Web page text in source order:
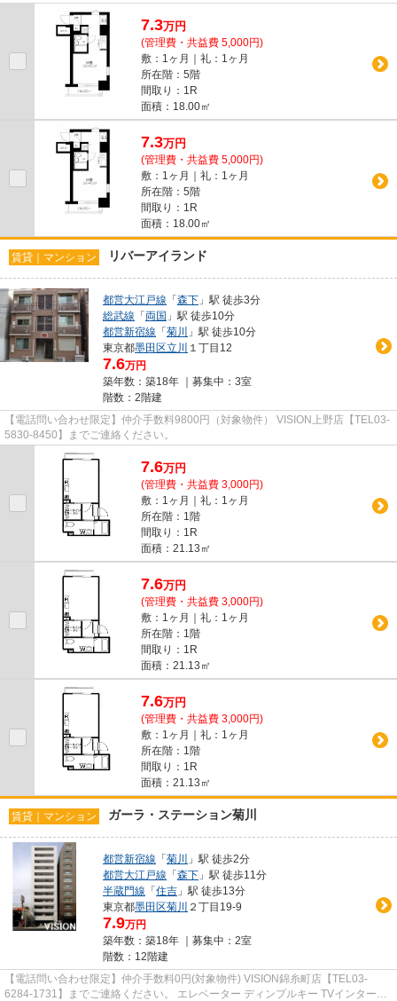
エレベーター 駅徒歩5分以内
7.3万円
(管理費・共益費 5,000円)
敷：1ヶ月｜礼：1ヶ月
所在階：5階
間取り：1R
面積：18.00㎡
7.3万円
(管理費・共益費 5,000円)
敷：1ヶ月｜礼：1ヶ月
所在階：5階
間取り：1R
面積：18.00㎡
賃貸｜マンション リバーアイランド
都営大江戸線 「森下 」駅 徒歩3分
総武線 「両国 」駅 徒歩10分
都営新宿線 「菊川
」駅 徒歩10分
東京都墨田区立川 １丁目12
7.6万円
築年数：築18年 ｜募集中： 3室
階数：2階建
【電話問い合わせ限定】仲介手数料9800円（対象物件） VISION上野店【TEL03-
5830-8450】までご連絡ください。
7.6万円
(管理費・共益費 3,000円)
敷：1ヶ月｜礼：1ヶ月
所在階：1階
間取り：1R
面積：21.13㎡
7.6万円
(管理費・共益費 3,000円)
敷：1ヶ月｜礼：1ヶ月
所在階：1階
間取り：1R
面積：21.13㎡
7.6万円
(管理費・共益費 3,000円)
敷：1ヶ月｜礼：1ヶ月
所在階：1階
間取り：1R
面積：21.13㎡
賃貸｜マンション ガーラ・ステーション菊川
都営新宿線 「菊川
」駅 徒歩2分
都営大江戸線 「森下 」駅 徒歩11分
半蔵門線 「住吉 」駅 徒歩13分
東京都墨田区菊川 ２丁目19-9
7.9万円
築年数：築18年 ｜募集中： 2室
階数：12階建
【電話問い合わせ限定】仲介手数料0円(対象物件) VISION錦糸町店【TEL03-
6284-1731】までご連絡ください。 エレベーター ディンプルキー TVインターホ